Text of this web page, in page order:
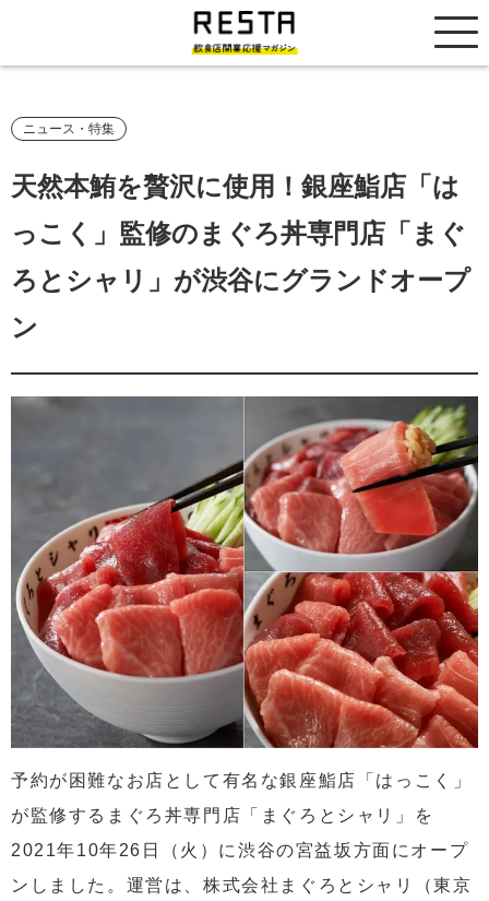
居抜き売却市場
ニュース・特集
天然本鮪を贅沢に使用！銀座鮨店「は
っこく」監修のまぐろ丼専門店「まぐ
ろとシャリ」が渋谷にグランドオープ
ン
予約が困難なお店として有名な銀座鮨店「はっこく」
が監修するまぐろ丼専門店「まぐろとシャリ」を
2021年10年26日（火）に渋谷の宮益坂方面にオープ
ンしました。運営は、株式会社まぐろとシャリ（東京